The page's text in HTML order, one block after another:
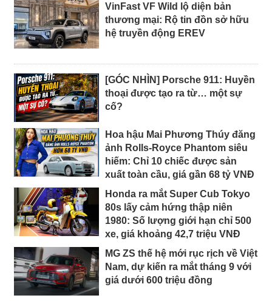
VinFast VF Wild lộ diện bản
thương mại: Rộ tin đồn sở hữu
hệ truyền động EREV
[GÓC NHÌN] Porsche 911: Huyền
thoại được tạo ra từ… một sự
cố?
Hoa hậu Mai Phương Thúy đăng
ảnh Rolls-Royce Phantom siêu
hiếm: Chỉ 10 chiếc được sản
xuất toàn cầu, giá gần 68 tỷ VNĐ
Honda ra mắt Super Cub Tokyo
80s lấy cảm hứng thập niên
1980: Số lượng giới hạn chỉ 500
xe, giá khoảng 42,7 triệu VNĐ
MG ZS thế hệ mới rục rịch về Việt
Nam, dự kiến ra mắt tháng 9 với
giá dưới 600 triệu đồng